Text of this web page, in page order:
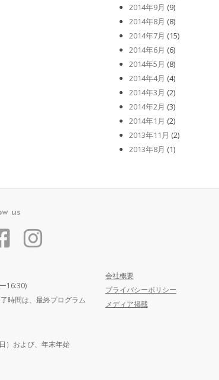
2014年9月 (9)
2014年8月 (8)
2014年7月 (15)
2014年6月 (6)
2014年5月 (8)
2014年4月 (4)
2014年3月 (2)
2014年2月 (3)
2014年1月 (2)
2013年11月 (2)
2013年8月 (1)
us
16:30)
時間は、最終プログラム
）および、年末年始
会社概要
プライバシーポリシー
メディア掲載